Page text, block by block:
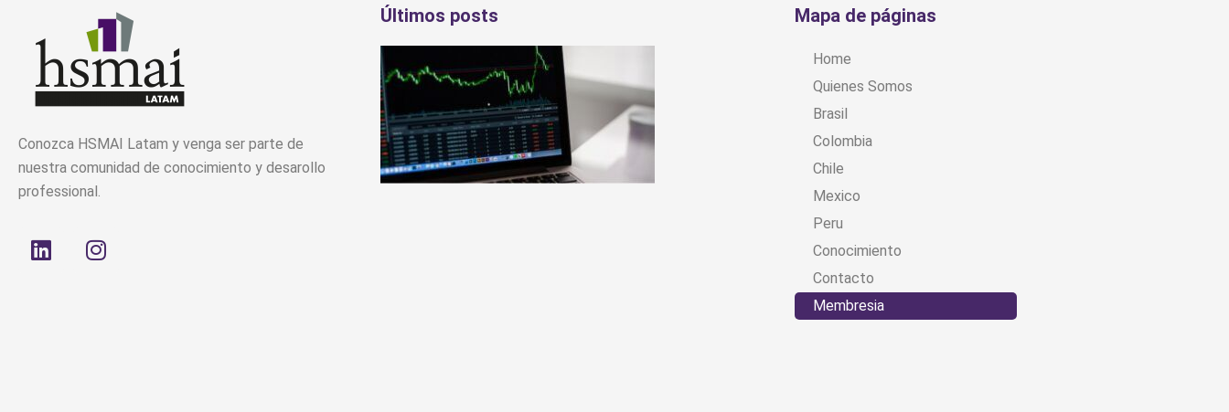
Conozca HSMAI Latam y venga ser parte de
nuestra comunidad de conocimiento y desarollo
professional.
L
i
I
n
Últimos posts Mapa de páginas
Home
Quienes Somos
Brasil
Colombia
Chile
Mexico
Peru
Conocimiento
Contacto
Membresia